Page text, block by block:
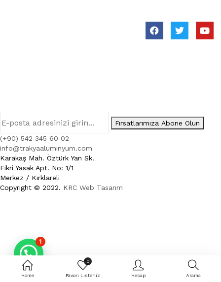
Home
0
Favori Listeniz Hesap Arama
Fırsatlarımıza Abone Olun
(+90) 542 345 60 02
info@trakyaaluminyum.com
Karakaş Mah. Öztürk Yan Sk.
Fikri Yasak Apt. No: 1/1
Merkez / Kırklareli
Copyright © 2022. KRC Web Tasarım
1